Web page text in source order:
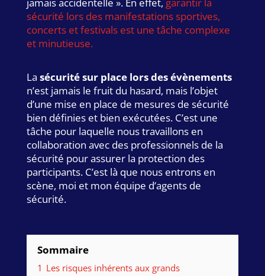
sécurité lors des manifestations sportives,
concerts et festivals est une tâche complexe
et minutieuse.
La sécurité sur place lors des évènements
n’est jamais le fruit du hasard, mais l’objet
d’une mise en place de mesures de sécurité
bien définies et bien exécutées. C’est une
tâche pour laquelle nous travaillons en
collaboration avec des professionnels de la
sécurité pour assurer la protection des
participants. C’est là que nous entrons en
scène, moi et mon équipe d’agents de
sécurité.
Sommaire
1 Les risques inhérents aux grands